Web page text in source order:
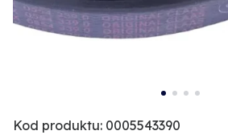
Kod produktu: 0005543390